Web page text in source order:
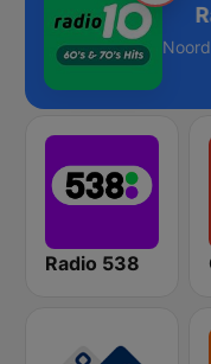
& 70s Hits
Radio 538